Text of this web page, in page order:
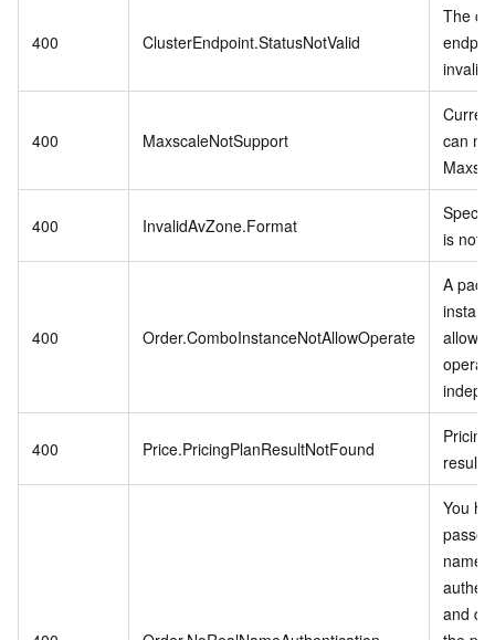
400 ClusterEndpoint.StatusNotValid
The
invalid.
400 MaxscaleNotSupport
can
400 InvalidAvZone.Format
is not
400 Order.ComboInstanceNotAllowOperate
A
400 Price.PricingPlanResultNotFound
result
You
name
and